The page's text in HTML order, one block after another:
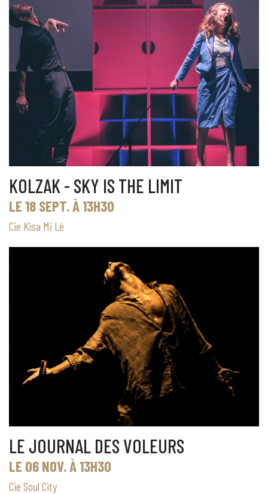
KOLZAK - SKY IS THE LIMIT
LE 18 SEPT. À 13H30
Cie Kisa Mi Lé
LE JOURNAL DES VOLEURS
LE 06 NOV. À 13H30
Cie Soul City